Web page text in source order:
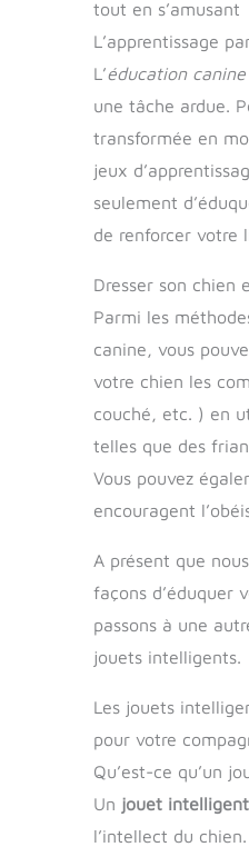
Vous pouvez
friandises pour
changer la
cérébrale
[Disjoncteur
votre chien à
pour chien
alimentaires
l'énergie de
ludique est plus
stabiliser le
excellent
[Mangeoire
qu'une petite
chien doit jouer
design
l'alimentation
augmente le
chien
les
chien est
sûr et non
et phtalates
santé de votre
puzzle pour
votre chien ne
tout en s’amusant
L’apprentissage
L’éducation canine
une tâche ardue.
transformée en
jeux
seulement
de renforcer votre
Dresser son chien
Parmi les
canine, vous
votre chien les
couché, etc. ) en
telles que des
Vous pouvez
encouragent
A présent que
façons d’éduquer
passons à une
jouets intelligents.
Les jouets
pour votre
Qu’est-ce qu’un
Un jouet intelligent
l’intellect du